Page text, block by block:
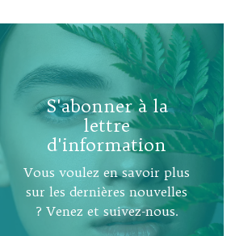
S'abonner à la
lettre
d'information
Vous voulez en savoir plus
sur les dernières nouvelles
? Venez et suivez-nous.